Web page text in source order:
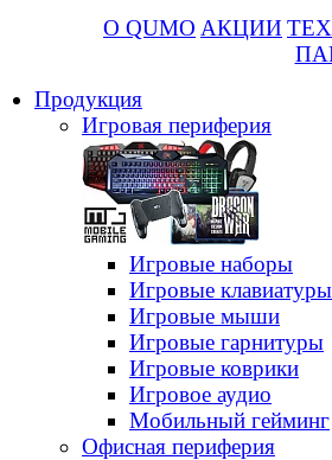
О QUMO АКЦИИ
Продукция
Игровая периферия
Игровые наборы
Игровые клавиатуры
Игровые мыши
Игровые гарнитуры
Игровые коврики
Игровое аудио
Мобильный гейминг
Офисная периферия